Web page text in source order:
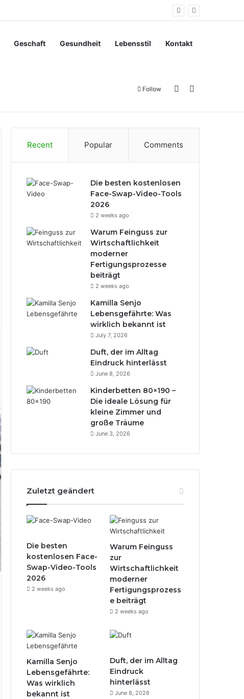
Geschaft Gesundheit Lebensstil Kontakt
Follow Sidebar
Recent Popular Comments
Die besten kostenlosen
Face-Swap-Video-Tools
2026
2 weeks ago
Warum Feinguss zur
Wirtschaftlichkeit
moderner
Fertigungsprozesse
beiträgt
2 weeks ago
Kamilla Senjo
Lebensgefährte: Was
wirklich bekannt ist
July 7, 2026
Duft, der im Alltag
Eindruck hinterlässt
June 8, 2026
Kinderbetten 80×190 –
Die ideale Lösung für
kleine Zimmer und
große Träume
June 3, 2026
Zuletzt geändert
Die besten
kostenlosen Face-
Swap-Video-Tools
2026
2 weeks ago
Warum Feinguss
zur
Wirtschaftlichkeit
moderner
Fertigungsprozess
e beiträgt
2 weeks ago
Kamilla Senjo
Lebensgefährte:
Was wirklich
bekannt ist
Duft, der im Alltag
Eindruck
hinterlässt
June 8, 2026